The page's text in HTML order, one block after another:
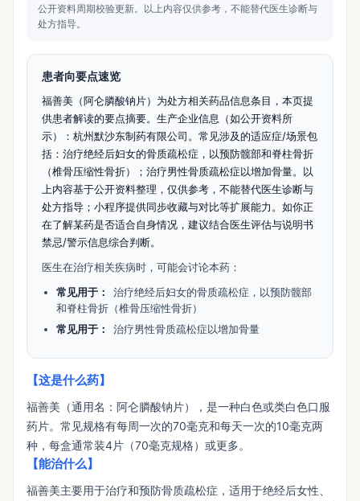
公开资料周期校验更新。 以上内容仅供参考，不能替代医生诊断与
处方指导。
患者向要点速览
福善美（阿仑膦酸钠片）为处方相关药品信息条目，本页提
供患者解读的要点摘要。生产企业信息（如公开资料所
示）：杭州默沙东制药有限公司。常见涉及的适应症/场景包
括：治疗绝经后妇女的骨质疏松症，以预防髋部和脊柱骨折
（椎骨压缩性骨折）；治疗男性骨质疏松症以增加骨量。以
上内容基于公开资料整理，仅供参考，不能替代医生诊断与
处方指导；小程序提供同步收藏与对比等扩展能力。如你正
在了解某药是否适合自身情况，建议结合医生评估与说明书
禁忌/警示信息综合判断。
医生在治疗相关疾病时，可能会讨论本药：
常见用于：
治疗绝经后妇女的骨质疏松症，以预防髋部
和脊柱骨折（椎骨压缩性骨折）
常见用于：
治疗男性骨质疏松症以增加骨量
【这是什么药】
福善美（通用名：阿仑膦酸钠片），是一种白色或类白色口服
药片。常见规格有每周一次的70毫克和每天一次的10毫克两
种，每盒通常装4片（70毫克规格）或更多。
【能治什么】
福善美主要用于治疗和预防骨质疏松症，适用于绝经后女性、